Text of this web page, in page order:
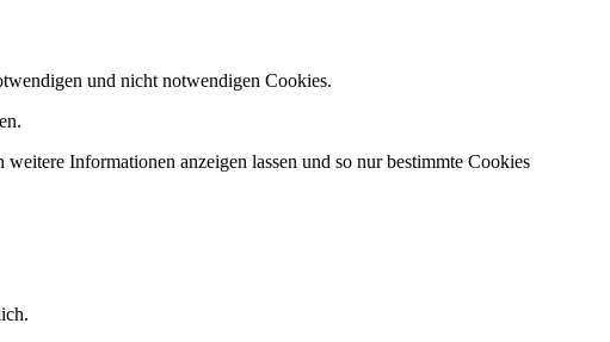
und nicht notwendigen Cookies.
Informationen anzeigen lassen und so nur bestimmte Cookies